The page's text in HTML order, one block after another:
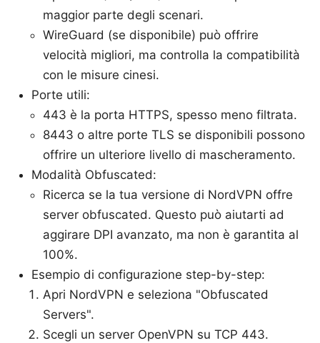
maggior parte degli scenari.
WireGuard (se disponibile) può offrire
velocità migliori, ma controlla la compatibilità
con le misure cinesi.
Porte utili:
443 è la porta HTTPS, spesso meno filtrata.
8443 o altre porte TLS se disponibili possono
offrire un ulteriore livello di mascheramento.
Modalità Obfuscated:
Ricerca se la tua versione di NordVPN offre
server obfuscated. Questo può aiutarti ad
aggirare DPI avanzato, ma non è garantita al
100%.
Esempio di configurazione step-by-step:
Apri NordVPN e seleziona "Obfuscated
Servers".
Scegli un server OpenVPN su TCP 443.